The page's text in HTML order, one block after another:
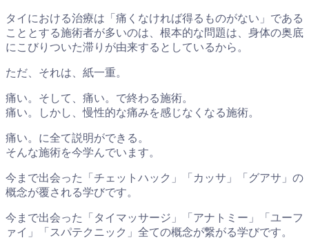
タイにおける治療は「痛くなければ得るものがない」である
こととする施術者が多いのは、根本的な問題は、身体の奥底
にこびりついた滞りが由来するとしているから。
ただ、それは、紙一重。
痛い。そして、痛い。で終わる施術。
痛い。しかし、慢性的な痛みを感じなくなる施術。
痛い。に全て説明ができる。
そんな施術を今学んでいます。
今まで出会った「チェットハック」「カッサ」「グアサ」の
概念が覆される学びです。
今まで出会った「タイマッサージ」「アナトミー」「ユーフ
ァイ」「スパテクニック」全ての概念が繋がる学びです。